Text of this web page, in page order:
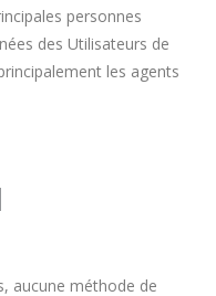
personnes
des Utilisateurs de
les agents
aucune méthode de